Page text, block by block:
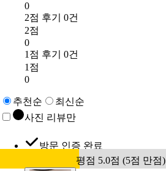
0
2점 후기 0건
2점
0
1점 후기 0건
1점
0
추천순
최신순
사진 리뷰만
방문 인증 완료
평점 5.0점 (5점 만점)